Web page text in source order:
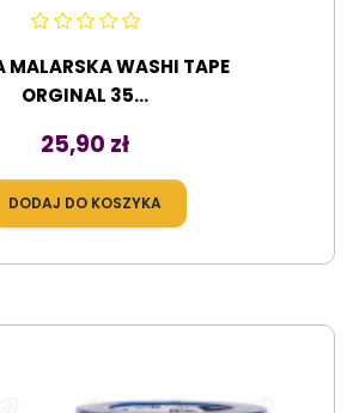
MALARSKA WASHI TAPE
ORGINAL 35...
Cena
25,90 zł
DODAJ DO KOSZYKA